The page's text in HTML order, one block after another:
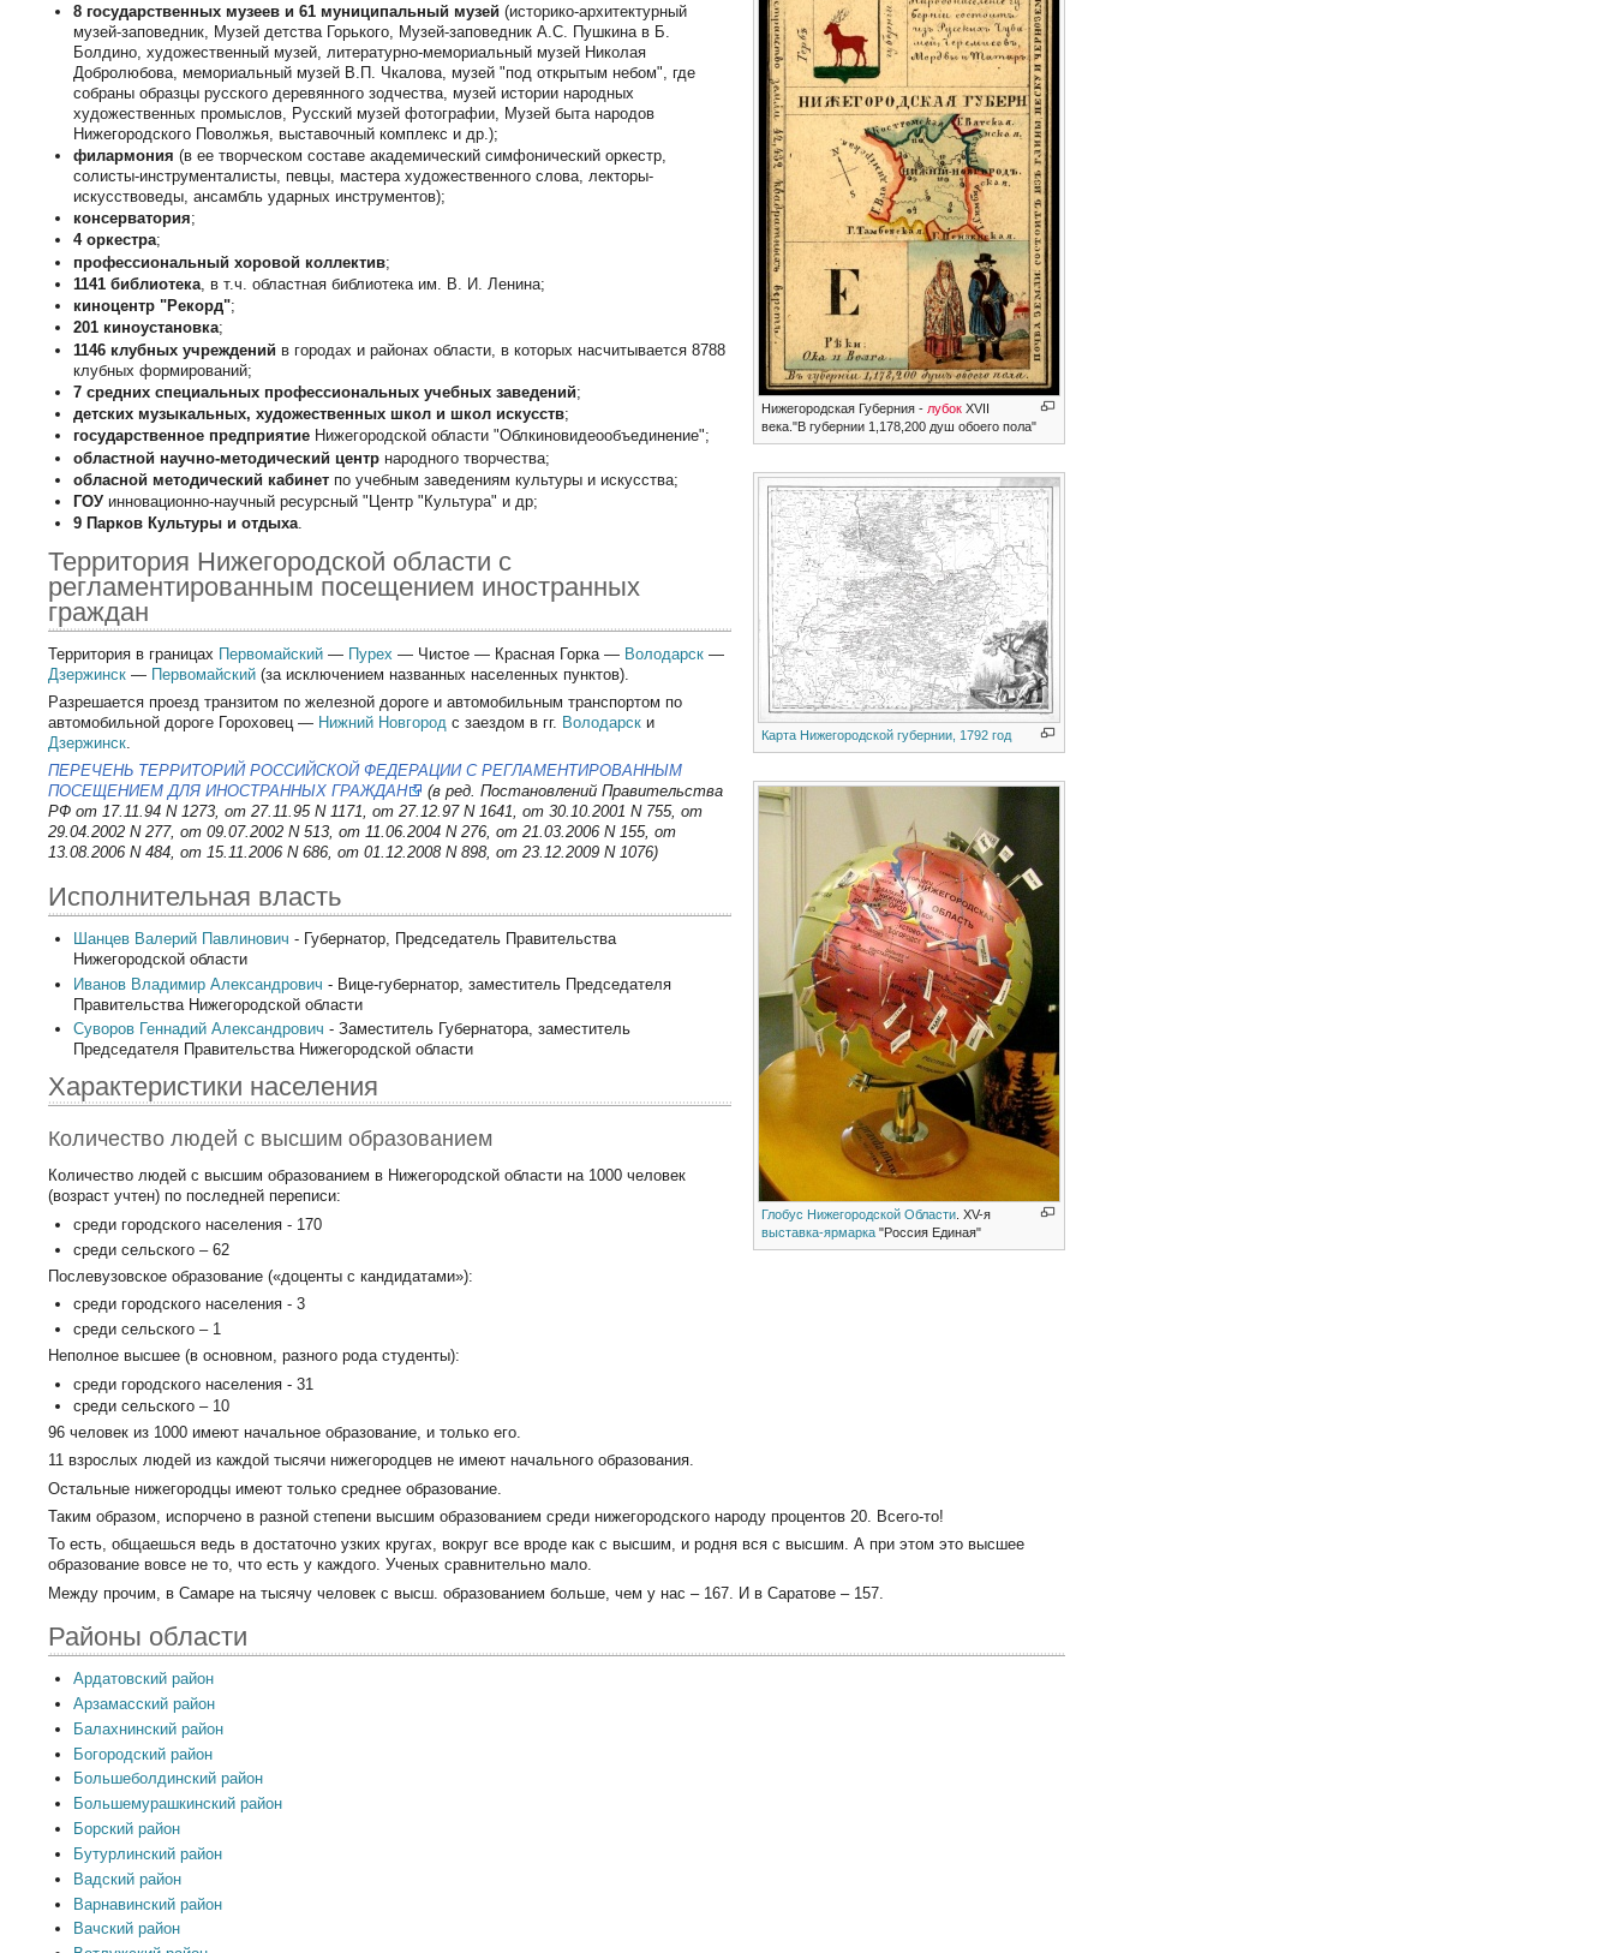
Нижегородская Губерния - лубок XVII
века."В губернии 1,178,200 душ обоего пола"
Карта Нижегородской губернии, 1792 год
Глобус Нижегородской Области . XV-я
выставка-ярмарка "Россия Единая"
8 государственных музеев и 61 муниципальный музей (историко-архитектурный
музей-заповедник, Музей детства Горького, Музей-заповедник А.С. Пушкина в Б.
Болдино, художественный музей, литературно-мемориальный музей Николая
Добролюбова, мемориальный музей В.П. Чкалова, музей "под открытым небом", где
собраны образцы русского деревянного зодчества, музей истории народных
художественных промыслов, Русский музей фотографии, Музей быта народов
Нижегородского Поволжья, выставочный комплекс и др.);
филармония (в ее творческом составе академи­ческий симфонический оркестр,
солисты-ин­струменталисты, певцы, мастера художествен­ного слова, лекторы-
искусствоведы, ансамбль ударных инструментов);
консерватория;
4 оркестра;
профессиональный хоровой коллектив;
1141 библиотека, в т.ч. областная библиотека им. В. И. Ленина;
киноцентр "Рекорд";
201 киноустановка;
1146 клубных учреждений в городах и районах области, в которых насчитывается 8788
клубных формирований;
7 средних специальных профессиональных учебных заведений;
детских музыкальных, художественных школ и школ искусств;
государственное предприятиеНижегородской области "Облкиновидеообъединение";
областной научно-методический центрнародного творчества;
обласной методический кабинетпо учебным заведениям культуры и искусства;
ГОУинновационно-научный ресурсный "Центр "Культура" и др;
9 Парков Культуры и отдыха.
Территория Нижегородской области с
регламентированным посещением иностранных
граждан
Территория в границах Первомайский — Пурех — Чистое — Красная Горка — Володарск —
Дзержинск — Первомайский (за исключением названных населенных пунктов).
Разрешается проезд транзитом по железной дороге и автомобильным транспортом по
автомобильной дороге Гороховец — Нижний Новгород с заездом в гг. Володарск и
Дзержинск.
ПЕРЕЧЕНЬ ТЕРРИТОРИЙ РОССИЙСКОЙ ФЕДЕРАЦИИ С РЕГЛАМЕНТИРОВАННЫМ
ПОСЕЩЕНИЕМ ДЛЯ ИНОСТРАННЫХ ГРАЖДАН
(в ред. Постановлений Правительства
РФ от 17.11.94 N 1273, от 27.11.95 N 1171, от 27.12.97 N 1641, от 30.10.2001 N 755, от
29.04.2002 N 277, от 09.07.2002 N 513, от 11.06.2004 N 276, от 21.03.2006 N 155, от
13.08.2006 N 484, от 15.11.2006 N 686, от 01.12.2008 N 898, от 23.12.2009 N 1076)
Исполнительная власть
Шанцев Валерий Павлинович - Губернатор, Председатель Правительства
Нижегородской области
Иванов Владимир Александрович - Вице-губернатор, заместитель Председателя
Правительства Нижегородской области
Суворов Геннадий Александрович - Заместитель Губернатора, заместитель
Председателя Правительства Нижегородской области
Характеристики населения
Количество людей с высшим образованием
Количество людей с высшим образованием в Нижегородской области на 1000 человек
(возраст учтен) по последней переписи:
среди городского населения - 170
среди сельского – 62
Послевузовское образование («доценты с кандидатами»):
среди городского населения - 3
среди сельского – 1
Неполное высшее (в основном, разного рода студенты):
среди городского населения - 31
среди сельского – 10
96 человек из 1000 имеют начальное образование, и только его.
11 взрослых людей из каждой тысячи нижегородцев не имеют начального образования.
Остальные нижегородцы имеют только среднее образование.
Таким образом, испорчено в разной степени высшим образованием среди нижегородского народу процентов 20. Всего-то!
То есть, общаешься ведь в достаточно узких кругах, вокруг все вроде как с высшим, и родня вся с высшим. А при этом это высшее
образование вовсе не то, что есть у каждого. Ученых сравнительно мало.
Между прочим, в Самаре на тысячу человек с высш. образованием больше, чем у нас – 167. И в Саратове – 157.
Районы области
Ардатовский район
Арзамасский район
Балахнинский район
Богородский район
Большеболдинский район
Большемурашкинский район
Борский район
Бутурлинский район
Вадский район
Варнавинский район
Вачский район